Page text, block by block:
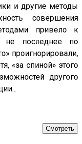
и другие методы
совершения
привело к
не последнее по
проигнорировали,
«за спиной» этого
другого
Смотреть